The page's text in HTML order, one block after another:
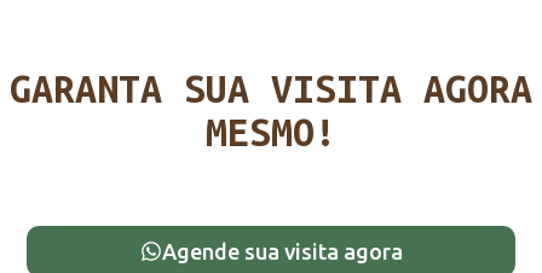
GARANTA SUA VISITA AGORA
MESMO!
Agende sua visita agora